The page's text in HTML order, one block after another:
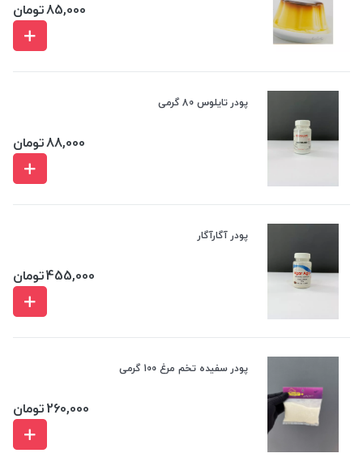
85,000تومان
پودر تایلوس 80 گرمی
88,000تومان
پودر آگارآگار
455,000تومان
پودر سفیده تخم مرغ 100 گرمی
260,000تومان